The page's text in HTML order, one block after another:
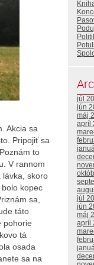
Akcia sa
Pripojiť sa
to
V rannom
lávka, skoro
kopec
sa,
táto
pohorie
tá
osada
sa na
júl
jún
máj
apríl
júl
jún
máj
apríl